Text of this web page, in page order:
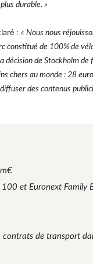
durable. »
: « Nous nous
constitué de 100% de
de Stockholm
chers au monde : 28
des contenus
et Euronext Family
de transport